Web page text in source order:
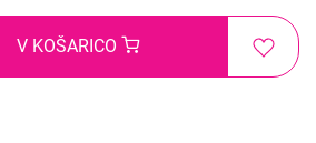
V KOŠARICO